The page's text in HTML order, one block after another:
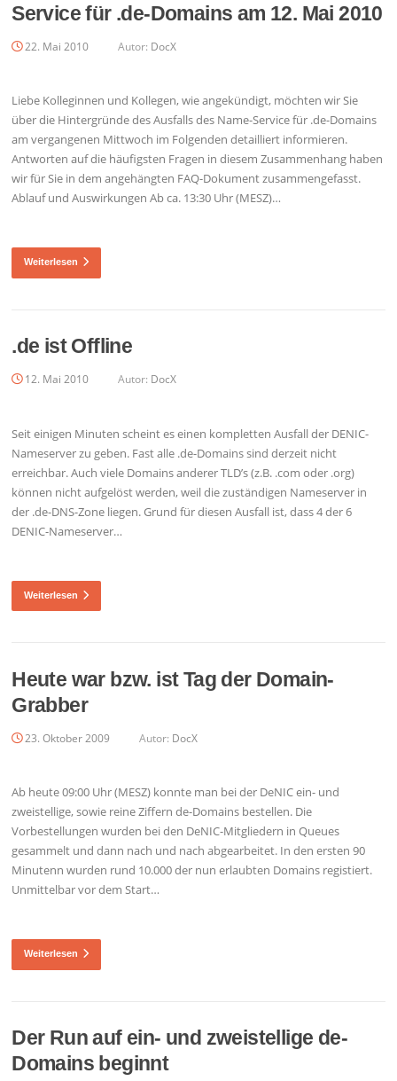
Service für .de-Domains am 12. Mai 2010
22. Mai 2010 Autor: DocX
Liebe Kolleginnen und Kollegen, wie angekündigt, möchten wir Sie
über die Hintergründe des Ausfalls des Name-Service für .de-Domains
am vergangenen Mittwoch im Folgenden detailliert informieren.
Antworten auf die häufigsten Fragen in diesem Zusammenhang haben
wir für Sie in dem angehängten FAQ-Dokument zusammengefasst.
Ablauf und Auswirkungen Ab ca. 13:30 Uhr (MESZ)…
Weiterlesen
.de ist Offline
12. Mai 2010 Autor: DocX
Seit einigen Minuten scheint es einen kompletten Ausfall der DENIC-
Nameserver zu geben. Fast alle .de-Domains sind derzeit nicht
erreichbar. Auch viele Domains anderer TLD’s (z.B. .com oder .org)
können nicht aufgelöst werden, weil die zuständigen Nameserver in
der .de-DNS-Zone liegen. Grund für diesen Ausfall ist, dass 4 der 6
DENIC-Nameserver…
Weiterlesen
Heute war bzw. ist Tag der Domain-
Grabber
23. Oktober 2009 Autor: DocX
Ab heute 09:00 Uhr (MESZ) konnte man bei der DeNIC ein- und
zweistellige, sowie reine Ziffern de-Domains bestellen. Die
Vorbestellungen wurden bei den DeNIC-Mitgliedern in Queues
gesammelt und dann nach und nach abgearbeitet. In den ersten 90
Minutenn wurden rund 10.000 der nun erlaubten Domains registiert.
Unmittelbar vor dem Start…
Weiterlesen
Der Run auf ein- und zweistellige de-
Domains beginnt